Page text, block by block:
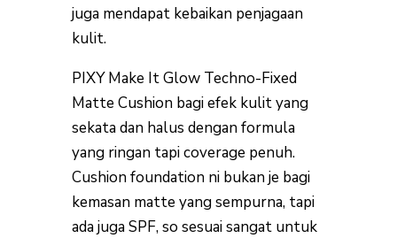
juga mendapat kebaikan penjagaan
kulit.
PIXY Make It Glow Techno-Fixed
Matte Cushion bagi efek kulit yang
sekata dan halus dengan formula
yang ringan tapi coverage penuh.
Cushion foundation ni bukan je bagi
kemasan matte yang sempurna, tapi
ada juga SPF, so sesuai sangat untuk